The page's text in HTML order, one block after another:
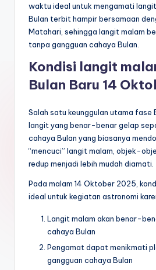
waktu ideal untuk mengamati langit
Bulan terbit hampir bersamaan
Matahari, sehingga langit malam
tanpa gangguan cahaya Bulan.
Kondisi langit
Bulan Baru 14
Salah satu keunggulan utama fase
langit yang benar-benar gelap
cahaya Bulan yang biasanya
“mencuci” langit malam, objek-
redup menjadi lebih mudah diamati.
Pada malam 14 Oktober 2025,
ideal untuk kegiatan astronomi
Langit malam akan benar-
cahaya Bulan
Pengamat dapat menikmati
gangguan cahaya Bulan